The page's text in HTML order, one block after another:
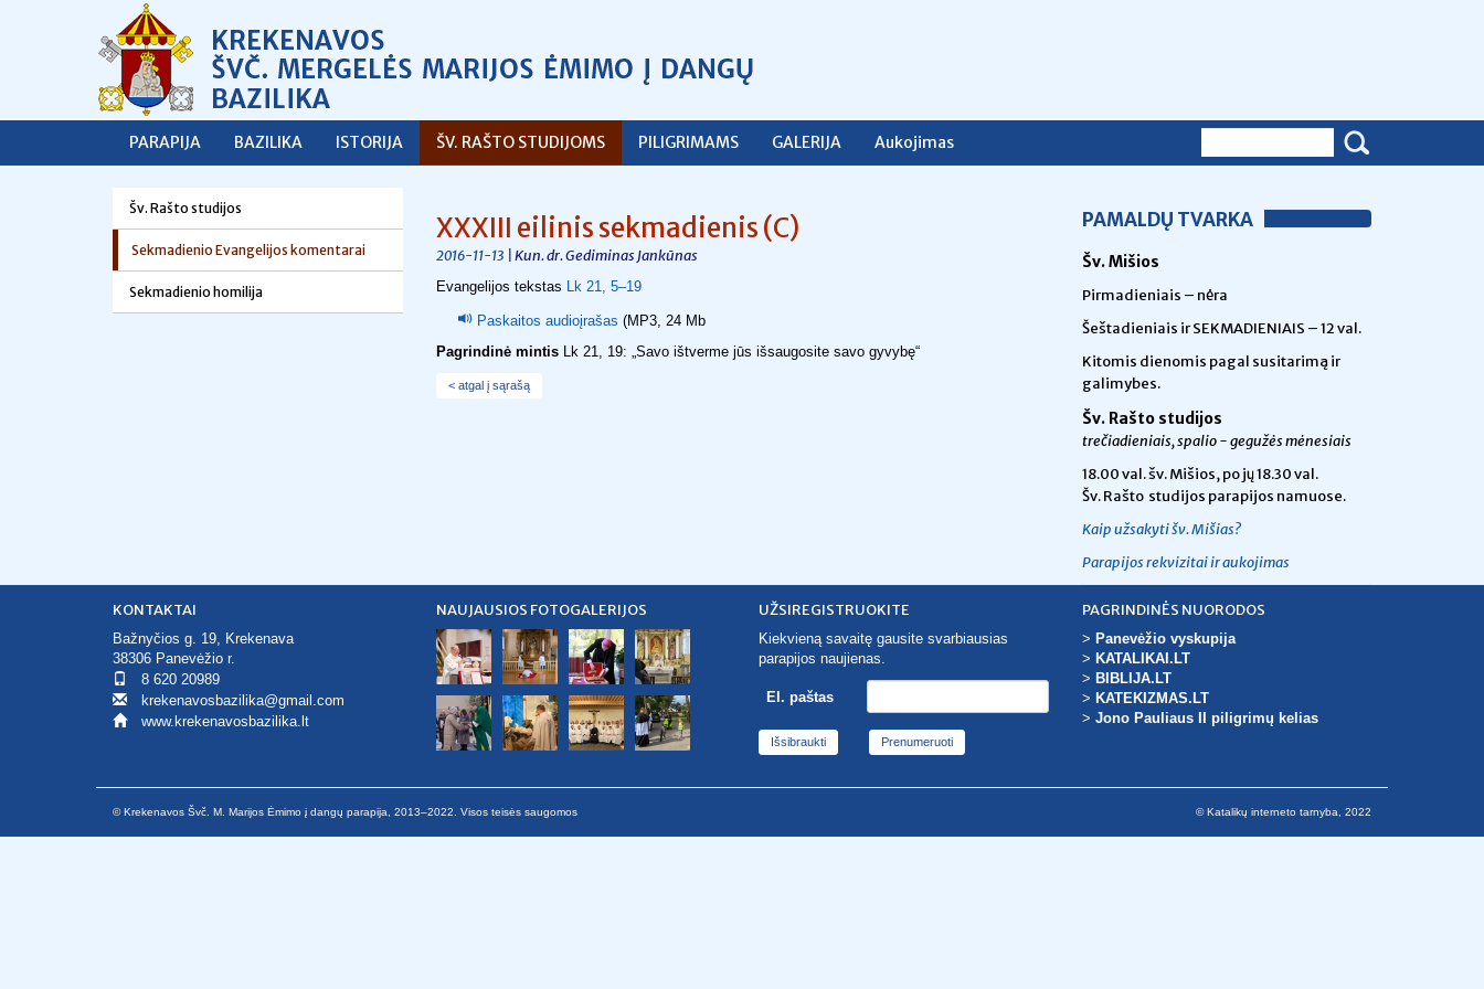
PARAPIJA BAZILIKA ISTORIJA ŠV. RAŠTO STUDIJOMS PILIGRIMAMS GALERIJA Aukojimas
Šv. Rašto studijos
Sekmadienio Evangelijos komentarai
Sekmadienio homilija
XXXIII eilinis sekmadienis (C)
2016-11-13 | Kun. dr. Gediminas Jankūnas
Evangelijos tekstas Lk 21, 5–19
Paskaitos audioįrašas (MP3, 24 Mb
Pagrindinė mintisLk 21, 19: „Savo ištverme jūs išsaugosite savo gyvybę“
< atgal į sąrašą
PAMALDŲ TVARKA
Šv. Mišios
Pirmadieniais – nėra
Šeštadieniais ir SEKMADIENIAIS – 12 val.
Kitomis dienomis pagal susitarimą ir
galimybes.
Šv. Rašto studijos
trečiadieniais, spalio - gegužės mėnesiais
18.00 val.šv. Mišios, po jų 18.30 val.
Šv. Rašto studijos parapijos namuose.
Kaip užsakyti šv. Mišias?
Parapijos rekvizitai ir aukojimas
KONTAKTAI
Bažnyčios g. 19, Krekenava
38306 Panevėžio r.
8 620 20989
krekenavosbazilika@gmail.com
www.krekenavosbazilika.lt
NAUJAUSIOS FOTOGALERIJOS UŽSIREGISTRUOKITE
Kiekvieną savaitę gausite svarbiausias
parapijos naujienas.
El. paštas
Išsibraukti
PAGRINDINĖS NUORODOS
> Panevėžio vyskupija
> KATALIKAI.LT
> BIBLIJA.LT
> KATEKIZMAS.LT
> Jono Pauliaus II piligrimų kelias
© Krekenavos Švč. M. Marijos Ėmimo į dangų parapija, 2013–2022. Visos teisės saugomos © Katalikų interneto tarnyba, 2022